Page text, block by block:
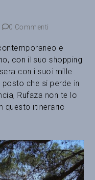
0 Commenti
e
con il suo shopping
con i suoi mille
che si perde in
Rufaza non te lo
questo itinerario